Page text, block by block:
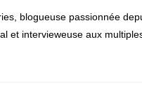
blogueuse passionnée
et intervieweuse aux